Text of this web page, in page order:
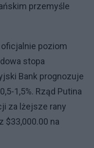
przemyśle
poziom
stopa
Bank prognozuje
1,5%. Rząd Putina
za lżejsze rany
$33,000.00 na